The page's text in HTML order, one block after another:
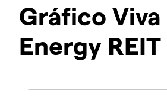
Gráfico Viva
Energy REIT